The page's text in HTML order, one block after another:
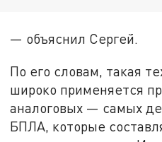
— объяснил Сергей.
По его словам, такая
широко применяется
аналоговых — самых
БПЛА, которые